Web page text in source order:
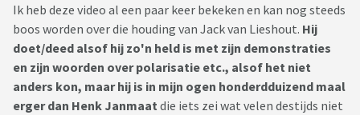
Ik heb deze video al een paar keer bekeken en kan nog steeds
boos worden over die houding van Jack van Lieshout. Hij
doet/deed alsof hij zo'n held is met zijn demonstraties
en zijn woorden over polarisatie etc., alsof het niet
anders kon, maar hij is in mijn ogen honderdduizend maal
erger dan Henk Janmaat die iets zei wat velen destijds niet